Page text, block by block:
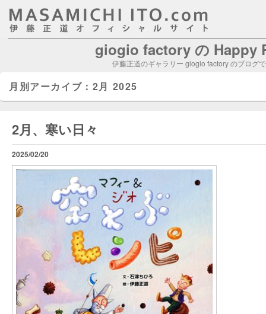
giogio factory の Happy
伊藤正道のギャラリー giogio factory のブログ
月別アーカイブ： 2月 2025
2月、寒い日々
2025/02/20